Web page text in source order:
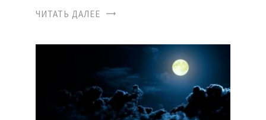
ЧИТАТЬ ДАЛЕЕ